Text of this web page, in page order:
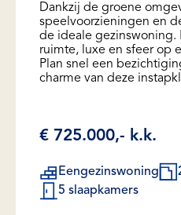
Dankzij de groene
speelvoorzieningen en
de ideale gezinswoning.
ruimte, luxe en sfeer op
Plan snel een
charme van deze
€ 725.000,- k.k.
Eengezinswoning
5 slaapkamers